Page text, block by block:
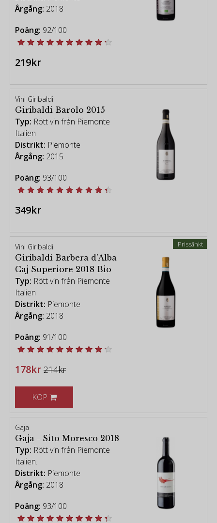
Barberadruvans popularitet vuxit. Detta i takt med
att Nebbiolo-vinerna hastigt stigit i pris.
Vita viner från Piemonte
Årgång: 2018
Poäng: 92/100
219kr
Vini Giribaldi
Giribaldi Barolo 2015
Typ: Rött vin från Piemonte
Italien
Distrikt: Piemonte
Årgång: 2015
Poäng: 93/100
349kr
Prissänkt
Vini Giribaldi
Giribaldi Barbera d'Alba
Caj Superiore 2018 Bio
Typ: Rött vin från Piemonte
Italien
Distrikt: Piemonte
Årgång: 2018
Poäng: 91/100
178kr 214kr
KÖP
Gaja
Gaja - Sito Moresco 2018
Typ: Rött vin från Piemonte
Italien.
Distrikt: Piemonte
Årgång: 2018
Poäng: 93/100